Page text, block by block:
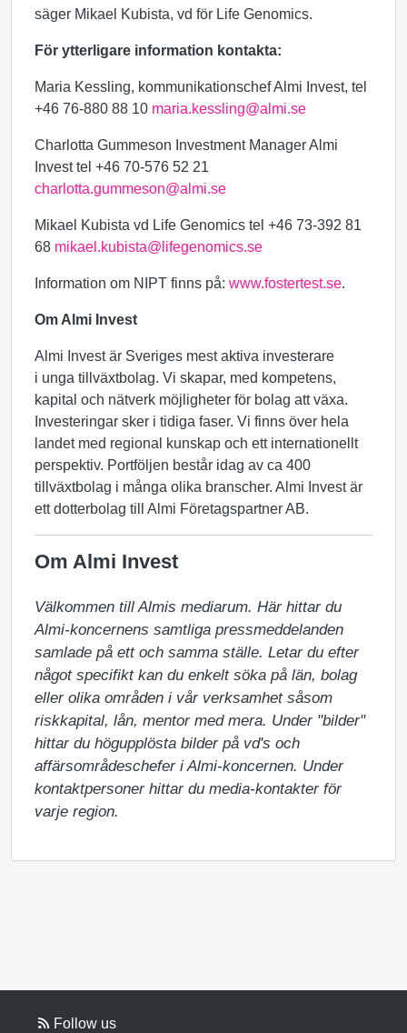
säger Mikael Kubista, vd för Life Genomics.
För ytterligare information kontakta:
Maria Kessling, kommunikationschef Almi Invest, tel
+46 76-880 88 10 maria.kessling@almi.se
Charlotta Gummeson Investment Manager Almi
Invest tel +46 70-576 52 21
charlotta.gummeson@almi.se
Mikael Kubista vd Life Genomics tel +46 73-392 81
68 mikael.kubista@lifegenomics.se
Information om NIPT finns på: www.fostertest.se.
Om Almi Invest
Almi Invest är Sveriges mest aktiva investerare
i unga tillväxtbolag. Vi skapar, med kompetens,
kapital och nätverk möjligheter för bolag att växa.
Investeringar sker i tidiga faser. Vi finns över hela
landet med regional kunskap och ett internationellt
perspektiv. Portföljen består idag av ca 400
tillväxtbolag i många olika branscher. Almi Invest är
ett dotterbolag till Almi Företagspartner AB.
Om Almi Invest
Välkommen till Almis mediarum. Här hittar du
Almi-koncernens samtliga pressmeddelanden
samlade på ett och samma ställe. Letar du efter
något specifikt kan du enkelt söka på län, bolag
eller olika områden i vår verksamhet såsom
riskkapital, lån, mentor med mera. Under "bilder"
hittar du högupplösta bilder på vd's och
affärsområdeschefer i Almi-koncernen. Under
kontaktpersoner hittar du media-kontakter för
varje region.
Follow us